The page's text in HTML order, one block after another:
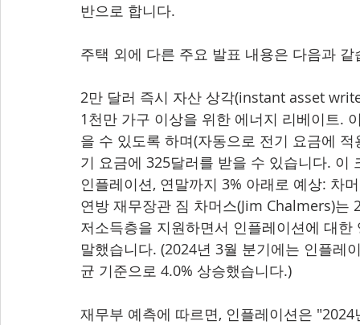
반으로 합니다.
주택 외에 다른 주요 발표 내용은 다음과 같
2만 달러 즉시 자산 상각(instant asset
1천만 가구 이상을 위한 에너지 리베이트.
을 수 있도록 하며(자동으로 전기 요금에
기 요금에 325달러를 받을 수 있습니다. 이
인플레이션, 연말까지 3% 아래로 예상: 차
연방 재무장관 짐 차머스(Jim Chalmers)
저소득층을 지원하면서 인플레이션에 대
말했습니다. (2024년 3월 분기에는 인플레
균 기준으로 4.0% 상승했습니다.)
재무부 예측에 따르면, 인플레이션은